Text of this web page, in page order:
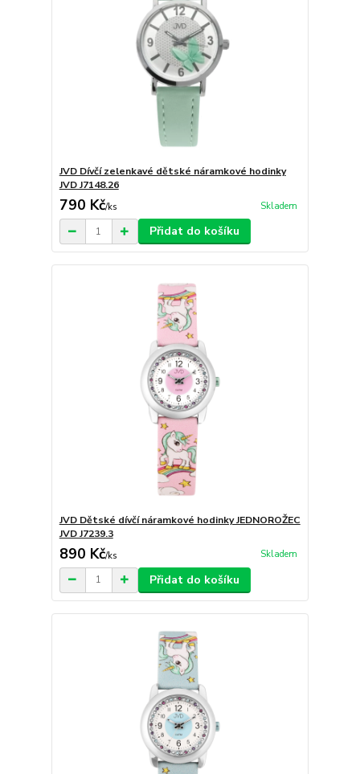
JVD Dívčí zelenkavé dětské náramkové hodinky
JVD J7148.26
790 Kč/ks Skladem
Přidat do košíku
JVD Dětské dívčí náramkové hodinky JEDNOROŽEC
JVD J7239.3
890 Kč/ks Skladem
Přidat do košíku